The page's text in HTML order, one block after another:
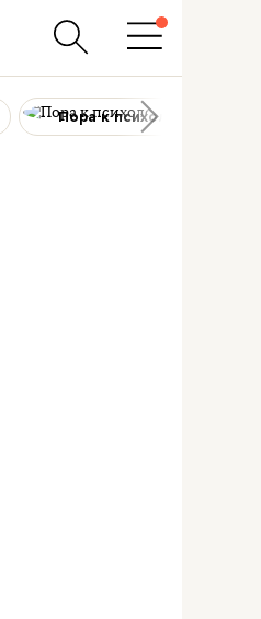
Пора к психологу